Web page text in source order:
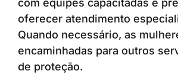
com equipes capacitadas e
oferecer atendimento
Quando necessário, as
encaminhadas para outros
de proteção.